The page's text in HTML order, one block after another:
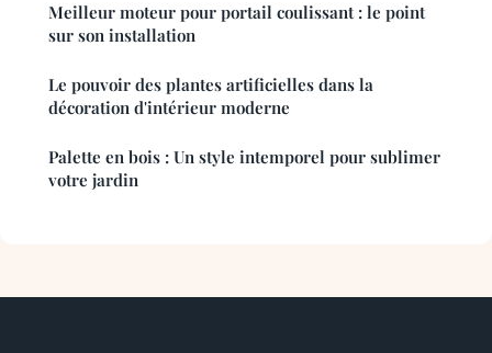
Meilleur moteur pour portail coulissant : le point
sur son installation
Le pouvoir des plantes artificielles dans la
décoration d'intérieur moderne
Palette en bois : Un style intemporel pour sublimer
votre jardin